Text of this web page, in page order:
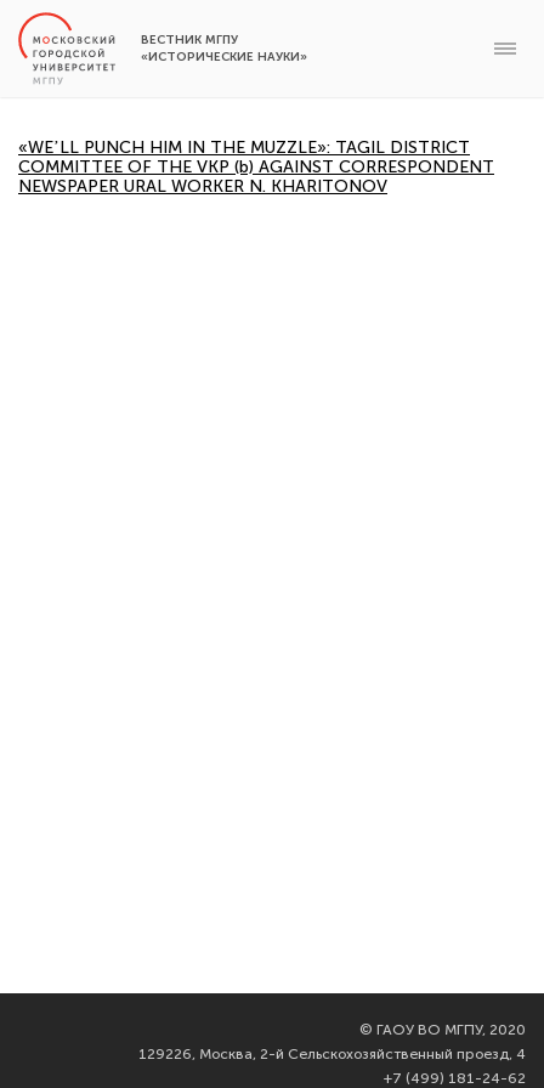
ВЕСТНИК МГПУ
«ИСТОРИЧЕСКИЕ НАУКИ»
«WEʼLL PUNCH HIM IN THE MUZZLE»: TAGIL DISTRICT
COMMITTEE OF THE VKP (b) AGAINST CORRESPONDENT
NEWSPAPER URAL WORKER N. KHARITONOV
© ГАОУ ВО МГПУ, 2020
129226, Москва, 2-й Сельскохозяйственный проезд, 4
+7 (499) 181-24-62